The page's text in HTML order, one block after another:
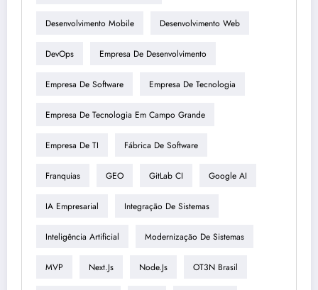
Desenvolvimento Mobile Desenvolvimento Web
DevOps Empresa De Desenvolvimento
Empresa De Software Empresa De Tecnologia
Empresa De Tecnologia Em Campo Grande
Empresa De TI Fábrica De Software
Franquias GEO GitLab CI Google AI
IA Empresarial Integração De Sistemas
Inteligência Artificial Modernização De Sistemas
MVP Next.js Node.js OT3N Brasil